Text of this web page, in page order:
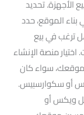
تحديد
الموقع، حدد
ترغب في بيع
منصة الإنشاء
موقعك، سواء كان
أو سكوارسبيس.
ويكس أو